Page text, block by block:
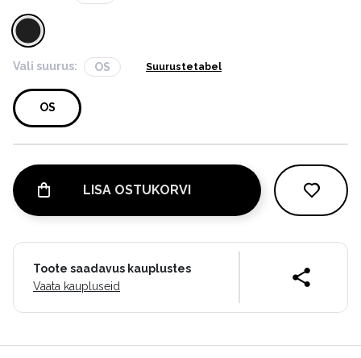
Vali suurus: OS Suurustetabel
OS
LISA OSTUKORVI
Toote saadavus kauplustes
Vaata kaupluseid